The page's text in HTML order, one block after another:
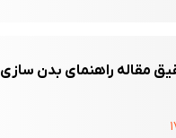
مقاله راهنمای بدن سازی